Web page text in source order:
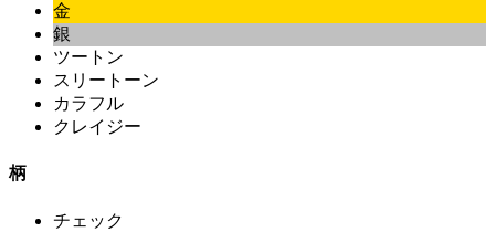
金
銀
ツートン
スリートーン
カラフル
クレイジー
柄
チェック